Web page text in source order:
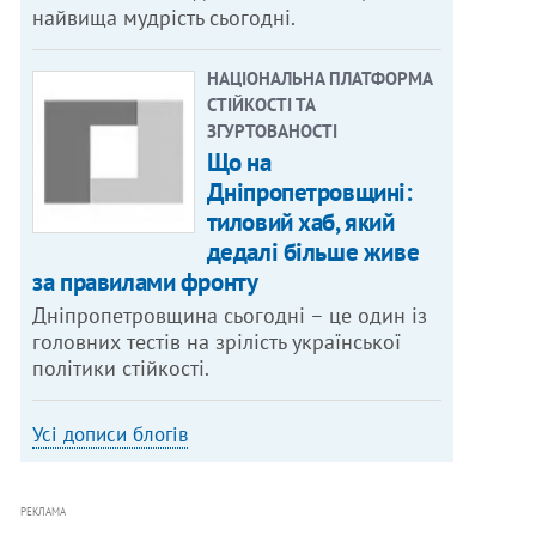
найвища мудрість сьогодні.
НАЦІОНАЛЬНА ПЛАТФОРМА
СТІЙКОСТІ ТА
ЗГУРТОВАНОСТІ
Що на
Дніпропетровщині:
тиловий хаб, який
дедалі більше живе
за правилами фронту
Дніпропетровщина сьогодні – це один із
головних тестів на зрілість української
політики стійкості.
Усі дописи блогів
РЕКЛАМА